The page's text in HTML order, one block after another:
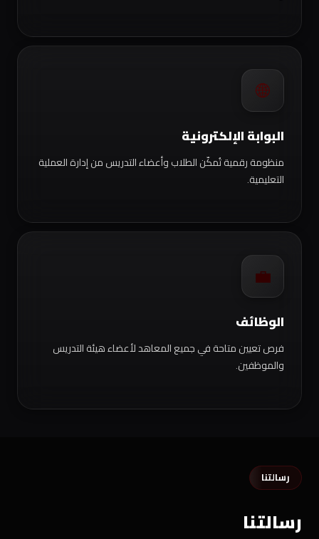
🌐
البوابة الإلكترونية
منظومة رقمية تُمكّن الطلاب وأعضاء التدريس من إدارة العملية
التعليمية.
💼
الوظائف
فرص تعيين متاحة في جميع المعاهد لأعضاء هيئة التدريس
والموظفين.
رسالتنا
رسالتنا